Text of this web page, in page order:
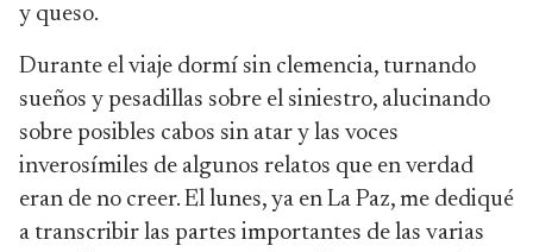
y queso.
Durante el viaje dormí sin clemencia, turnando
sueños y pesadillas sobre el siniestro, alucinando
sobre posibles cabos sin atar y las voces
inverosímiles de algunos relatos que en verdad
eran de no creer. El lunes, ya en La Paz, me dediqué
a transcribir las partes importantes de las varias